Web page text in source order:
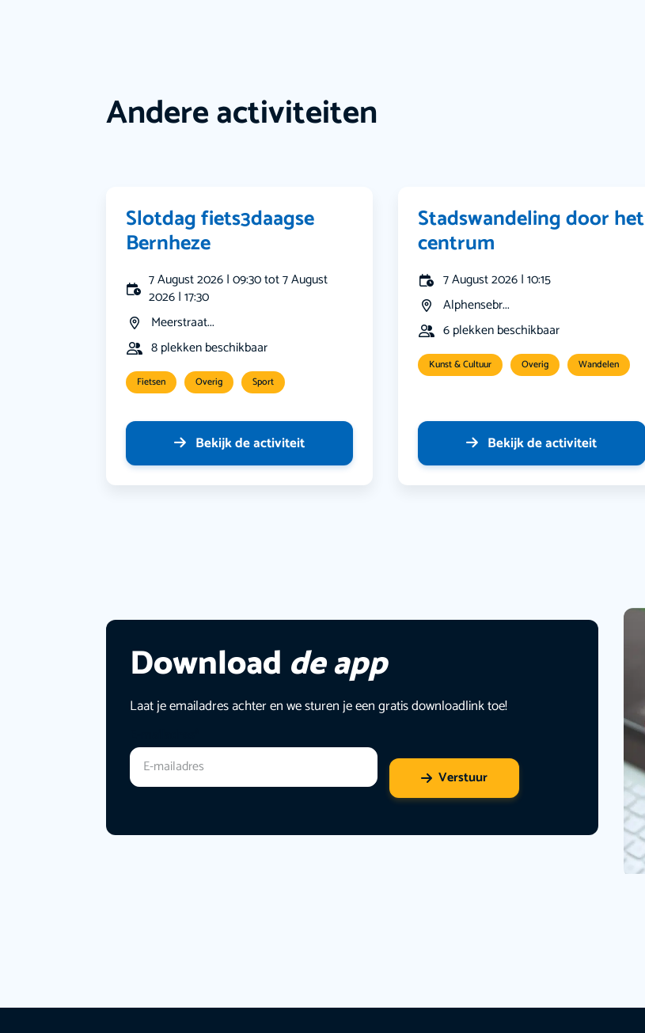
Andere activiteiten
Slotdag fiets3daagse
Bernheze
7 August 2026 | 09:30 tot 7 August
2026 | 17:30
Meerstraat...
8 plekken beschikbaar
Fietsen Overig Sport
Bekijk de activiteit
Stadswandeling door het
centrum
7 August 2026 | 10:15
Alphensebr...
6 plekken beschikbaar
Kunst & Cultuur Overig Wandelen
Bekijk de activiteit
Download de app
Laat je emailadres achter en we sturen je een gratis downloadlink toe!
Verstuur